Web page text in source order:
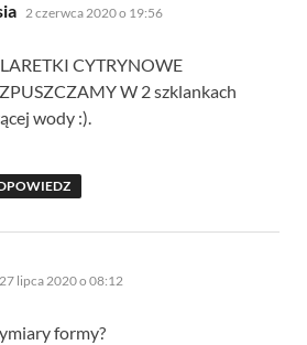
pisze:
2 czerwca 2020 o 19:56
CYTRYNOWE
W 2 szklankach
wody :).
pisze:
27 lipca 2020 o 08:12
formy?